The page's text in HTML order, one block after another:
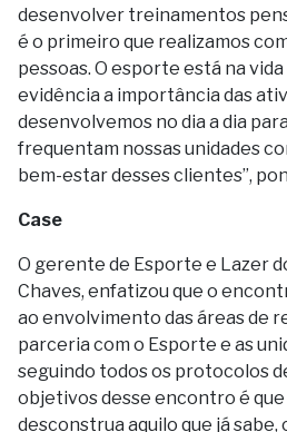
desenvolver treinamentos
é o primeiro que realizamos
pessoas. O esporte está na
evidência a importância das
desenvolvemos no dia a dia
frequentam nossas unidades
bem-estar desses clientes”,
Case
O gerente de Esporte e Lazer
Chaves, enfatizou que o
ao envolvimento das áreas de
parceria com o Esporte e as
seguindo todos os protocolos
objetivos desse encontro é
desconstrua aquilo que já sabe,